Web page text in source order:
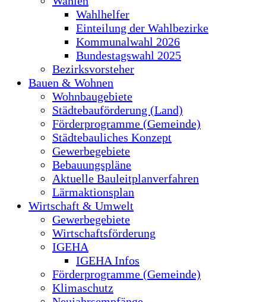
Wahlhelfer
Einteilung der Wahlbezirke
Kommunalwahl 2026
Bundestagswahl 2025
Bezirksvorsteher
Bauen & Wohnen
Wohnbaugebiete
Städtebauförderung (Land)
Förderprogramme (Gemeinde)
Städtebauliches Konzept
Gewerbegebiete
Bebauungspläne
Aktuelle Bauleitplanverfahren
Lärmaktionsplan
Wirtschaft & Umwelt
Gewerbegebiete
Wirtschaftsförderung
IGEHA
IGEHA Infos
Förderprogramme (Gemeinde)
Klimaschutz